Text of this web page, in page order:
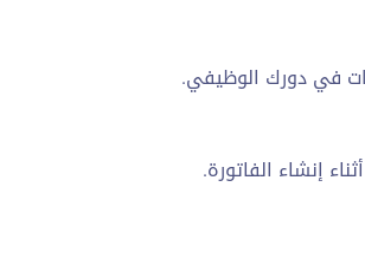
في دورك الوظيفي.
أثناء إنشاء الفاتورة.